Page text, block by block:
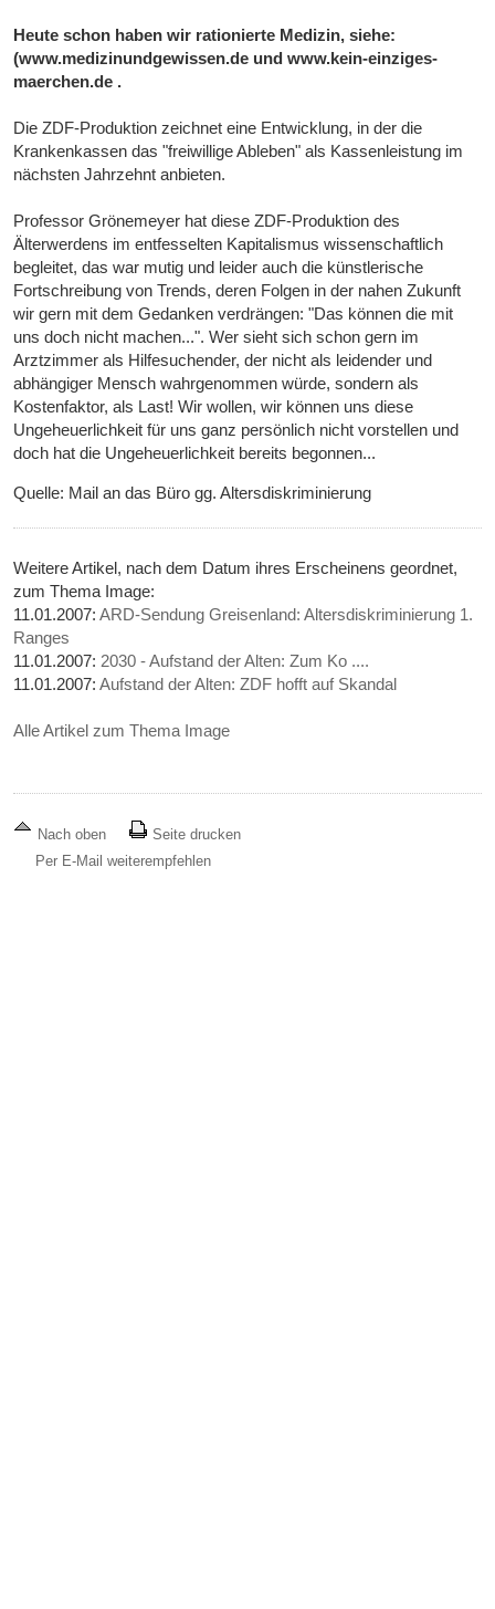
Heute schon haben wir rationierte Medizin, siehe:
(www.medizinundgewissen.de und www.kein-einziges-
maerchen.de .
Die ZDF-Produktion zeichnet eine Entwicklung, in der die
Krankenkassen das "freiwillige Ableben" als Kassenleistung im
nächsten Jahrzehnt anbieten.
Professor Grönemeyer hat diese ZDF-Produktion des
Älterwerdens im entfesselten Kapitalismus wissenschaftlich
begleitet, das war mutig und leider auch die künstlerische
Fortschreibung von Trends, deren Folgen in der nahen Zukunft
wir gern mit dem Gedanken verdrängen: "Das können die mit
uns doch nicht machen...". Wer sieht sich schon gern im
Arztzimmer als Hilfesuchender, der nicht als leidender und
abhängiger Mensch wahrgenommen würde, sondern als
Kostenfaktor, als Last! Wir wollen, wir können uns diese
Ungeheuerlichkeit für uns ganz persönlich nicht vorstellen und
doch hat die Ungeheuerlichkeit bereits begonnen...
Quelle: Mail an das Büro gg. Altersdiskriminierung
Weitere Artikel, nach dem Datum ihres Erscheinens geordnet,
zum Thema Image:
11.01.2007:ARD-Sendung Greisenland: Altersdiskriminierung 1.
Ranges
11.01.2007: 2030 - Aufstand der Alten: Zum Ko ....
11.01.2007:Aufstand der Alten: ZDF hofft auf Skandal
Alle Artikel zum Thema Image
Nach oben
Seite drucken
Per E-Mail weiterempfehlen